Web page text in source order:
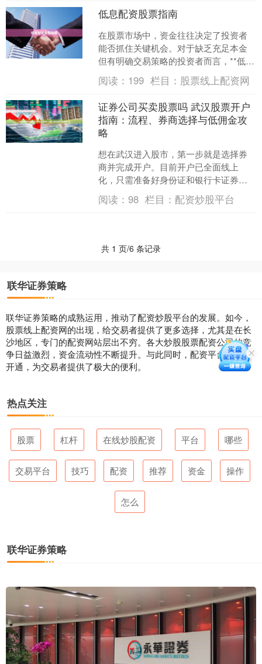
低息配资股票指南
在股票市场中，资金往往决定了投资者
能否抓住关键机会。对于缺乏充足本金
但有明确交易策略的投资者而言，**低息
配资**提供了一条放大收益的路径。然
而，配资是一把双刃....
阅读： 199 栏目： 股票线上配资网
证券公司买卖股票吗 武汉股票开户
指南：流程、券商选择与低佣金攻
略
想在武汉进入股市，第一步就是选择券
商并完成开户。目前开户已全面线上
化，只需准备好身份证和银行卡证券公
司买卖股票吗，通过券商官方APP操
作，全程约15分钟。基本流....
阅读：98 栏目： 配资炒股平台
共 1 页/6 条记录
联华证券策略
联华证券策略的成熟运用，推动了配资炒股平台的发展。如今，
股票线上配资网的出现，给交易者提供了更多选择，尤其是在长
沙地区，专门的配资网站层出不穷。各大炒股股票配资公司的竞
争日益激烈，资金流动性不断提升。与此同时，配资平台的便捷
开通，为交易者提供了极大的便利。
热点关注
股票 杠杆 在线炒股配资 平台 哪些
交易平台 技巧 配资 推荐 资金 操作
怎么
联华证券策略